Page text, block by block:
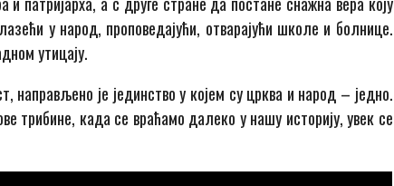
у народ, проповедајући, отварајући школе и болнице.
утицају.
направљено је јединство у којем су црква и народ – једно.
трибине, када се враћамо далеко у нашу историју, увек се